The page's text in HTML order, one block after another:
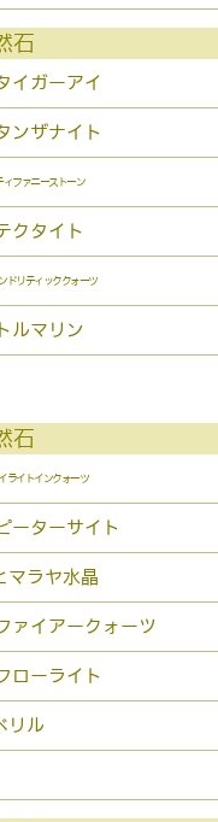
石
イガーアイ
ンザナイト
ィファニーストーン
クタイト
ドリティッククォーツ
トルマリン
石
ライトインクォーツ
ーターサイト
マラヤ水晶
ァイアークォーツ
ローライト
リル